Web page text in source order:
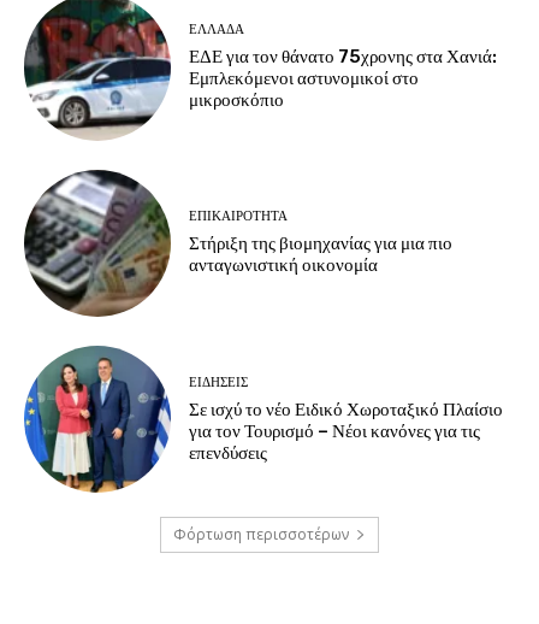
ΕΛΛΑΔΑ
ΕΔΕ για τον θάνατο 75χρονης στα Χανιά:
Εμπλεκόμενοι αστυνομικοί στο
μικροσκόπιο
ΕΠΙΚΑΙΡΟΤΗΤΑ
Στήριξη της βιομηχανίας για μια πιο
ανταγωνιστική οικονομία
ΕΙΔΗΣΕΙΣ
Σε ισχύ το νέο Ειδικό Χωροταξικό Πλαίσιο
για τον Τουρισμό – Νέοι κανόνες για τις
επενδύσεις
Φόρτωση περισσοτέρων